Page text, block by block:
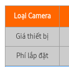
Loại Camera
Giá thiết bị
Phí lắp đặt